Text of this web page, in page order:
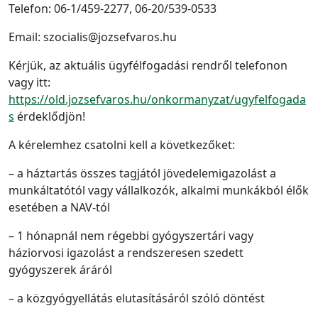
Telefon: 06-1/459-2277, 06-20/539-0533
Email: szocialis@jozsefvaros.hu
Kérjük, az aktuális ügyfélfogadási rendről telefonon
vagy itt:
https://old.jozsefvaros.hu/onkormanyzat/ugyfelfogada
s érdeklődjön!
A kérelemhez csatolni kell a következőket:
– a háztartás összes tagjától jövedelemigazolást a
munkáltatótól vagy vállalkozók, alkalmi munkákból élők
esetében a NAV-tól
– 1 hónapnál nem régebbi gyógyszertári vagy
háziorvosi igazolást a rendszeresen szedett
gyógyszerek áráról
– a közgyógyellátás elutasításáról szóló döntést